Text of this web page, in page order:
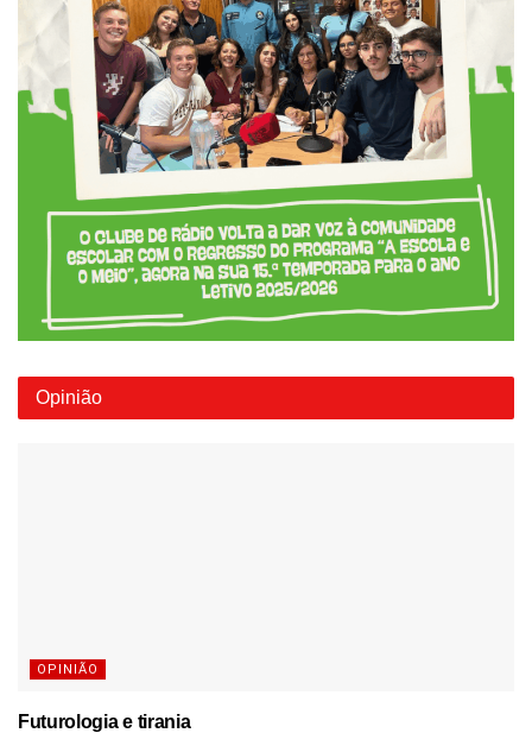
Opinião
OPINIÃO
Futurologia e tirania